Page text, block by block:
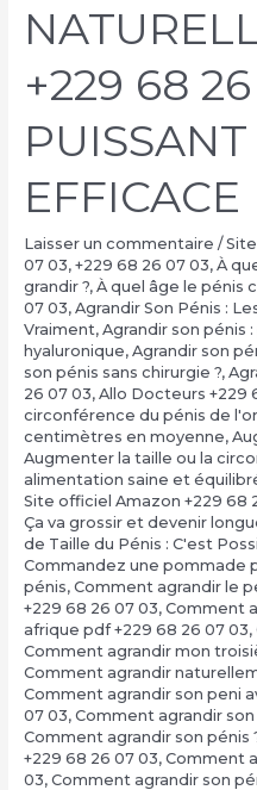
+229 68
EFFICACE
Laisser un commentaire /
07 03, +229 68 26 07 03, À
grandir ?, À quel âge le pénis
07 03, Agrandir Son Pénis :
Vraiment, Agrandir son pénis
hyaluronique, Agrandir son
son pénis sans chirurgie ?,
26 07 03, Allo Docteurs +229
circonférence du pénis de
centimètres en moyenne,
Augmenter la taille ou la
alimentation saine et
Site officiel Amazon +229 68
Ça va grossir et devenir
de Taille du Pénis : C'est
Commandez une pommade
pénis, Comment agrandir le
+229 68 26 07 03, Comment
afrique pdf +229 68 26 07 03,
Comment agrandir mon
Comment agrandir
Comment agrandir son peni
07 03, Comment agrandir son
Comment agrandir son pénis
+229 68 26 07 03, Comment
03, Comment agrandir son